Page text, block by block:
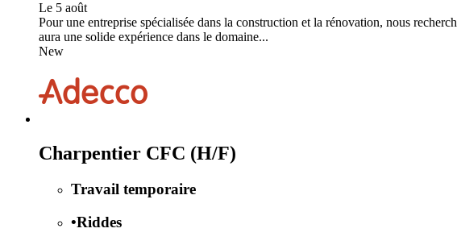
Le 5 août
Pour une entreprise spécialisée dans la construction et la rénovation, nous
aura une solide expérience dans le domaine...
New
Charpentier CFC (H/F)
Travail temporaire
•Riddes